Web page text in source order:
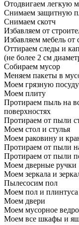
Отодвигаем легкую
Снимаем защитную
Снимаем скотч
Избавляем от
Избавляем мебель от
Оттираем следы и
(не более 2 см
Собираем мусор
Меняем пакеты в
Моем грязную
Моем плиту
Протираем пыль на
поверхностях
Протираем от пыли
Моем стол и стулья
Моем раковину и
Протираем от пыли
Протираем от пыли
Моем дверные ручки
Моем зеркала и
Пылесосим пол
Моем пол и плинтуса
Моем двери
Моем мусорное ведро
Моем все шкафы и